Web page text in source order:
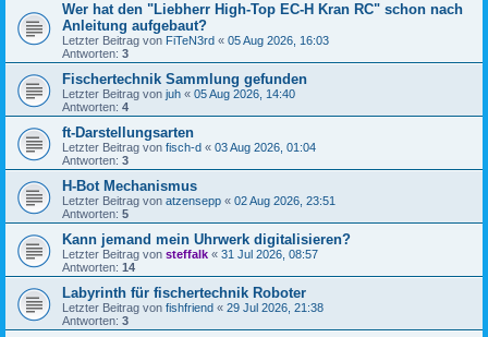
Wer hat den "Liebherr High-Top EC-H Kran RC" schon nach
Anleitung aufgebaut?
Letzter Beitrag von FiTeN3rd « 05 Aug 2026, 16:03
Antworten: 3
Fischertechnik Sammlung gefunden
Letzter Beitrag von juh « 05 Aug 2026, 14:40
Antworten: 4
ft-Darstellungsarten
Letzter Beitrag von fisch-d « 03 Aug 2026, 01:04
Antworten: 3
H-Bot Mechanismus
Letzter Beitrag von atzensepp « 02 Aug 2026, 23:51
Antworten: 5
Kann jemand mein Uhrwerk digitalisieren?
Letzter Beitrag von steffalk « 31 Jul 2026, 08:57
Antworten: 14
Labyrinth für fischertechnik Roboter
Letzter Beitrag von fishfriend « 29 Jul 2026, 21:38
Antworten: 3